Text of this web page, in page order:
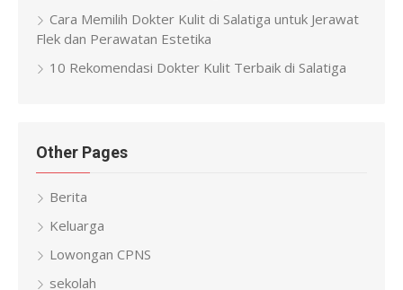
Cara Memilih Dokter Kulit di Salatiga untuk Jerawat
Flek dan Perawatan Estetika
10 Rekomendasi Dokter Kulit Terbaik di Salatiga
Other Pages
Berita
Keluarga
Lowongan CPNS
sekolah